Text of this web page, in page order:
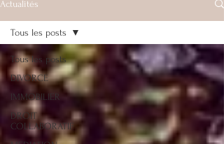
Actualités
Tous les posts
DIVORCE
IMMOBILIER
DROIT
COLLABORATIF
Tous les posts